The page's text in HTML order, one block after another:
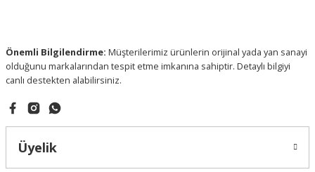
Önemli Bilgilendirme: Müşterilerimiz ürünlerin orijinal yada yan sanayi
olduğunu markalarından tespit etme imkanına sahiptir. Detaylı bilgiyi
canlı destekten alabilirsiniz.
Üyelik